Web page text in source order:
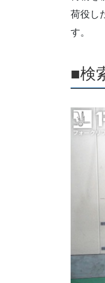
荷役し
す。
■検